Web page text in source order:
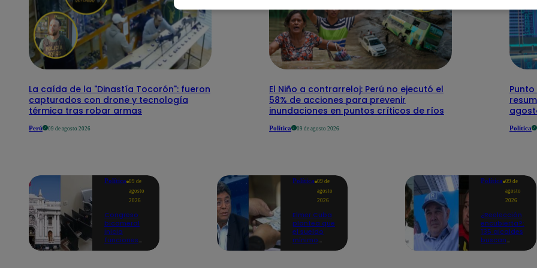
La caída de la "Dinastía Tocorón": fueron
capturados con drone y tecnología
térmica tras robar armas
Perú 09 de agosto 2026
El Niño a contrarreloj: Perú no ejecutó el
58% de acciones para prevenir
inundaciones en puntos críticos de ríos
Política 09 de agosto 2026 Política
Política 09 de
agosto
2026
Congreso
bicameral
inicia
funciones
Política 09 de
agosto
2026
Elmer Cuba
plantea que
el sueldo
mínimo
Política 09 de
agosto
2026
¿Reelección
encubierta?:
135 alcaldes
buscan